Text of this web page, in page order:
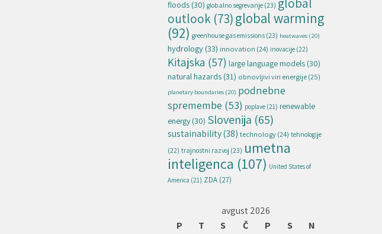
floods (30) globalno segrevanje (23)
outlook (73)global warming
(92) greenhouse gas emissions (23) heatwaves (20)
hydrology(33) innovation (24) inovacije (22)
Kitajska (57) large language models (30)
natural hazards (31) obnovljivi viri energije(25)
planetary boundaries (20) podnebne
spremembe (53) poplave (21) renewable
energy (30) Slovenija (65)
sustainability(38) technology(24) tehnologije
(22) trajnostni razvoj (23) umetna
inteligenca (107) United States of
America (21) ZDA (27)
avgust 2026
P
T S Č P S N